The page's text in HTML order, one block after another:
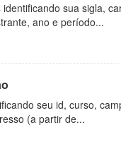
sua sigla,
ano e período...
seu id, curso,
(a partir de...